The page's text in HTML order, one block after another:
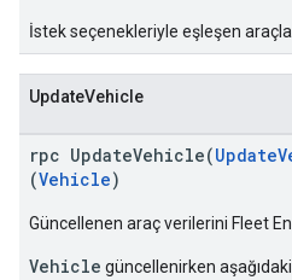
İstek seçenekleriyle eşleşen
UpdateVehicle
rpc UpdateVehicle(
(Vehicle)
Güncellenen araç verilerini Fleet
Vehicle güncellenirken